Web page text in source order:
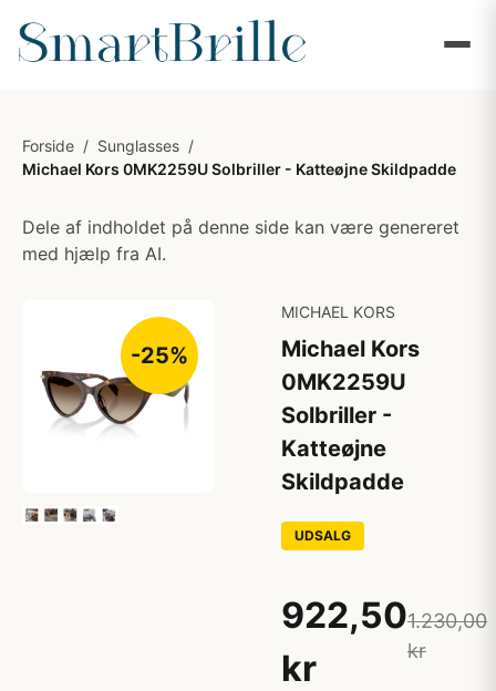
Forside / Sunglasses /
Michael Kors 0MK2259U Solbriller - Katteøjne Skildpadde
Dele af indholdet på denne side kan være genereret
med hjælp fra AI.
-25%
MICHAEL KORS
Michael Kors
0MK2259U
Solbriller -
Katteøjne
Skildpadde
UDSALG
922,50
kr
1.230,00
kr